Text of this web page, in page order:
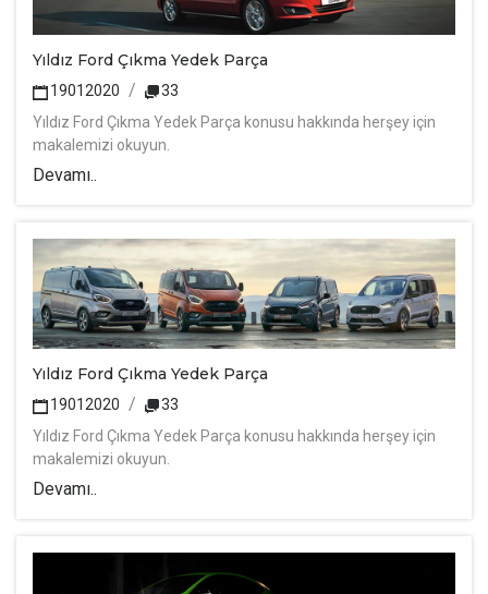
Yıldız Ford Çıkma Yedek Parça
19012020
33
Yıldız Ford Çıkma Yedek Parça konusu hakkında herşey için
makalemizi okuyun.
Devamı..
Yıldız Ford Çıkma Yedek Parça
19012020
33
Yıldız Ford Çıkma Yedek Parça konusu hakkında herşey için
makalemizi okuyun.
Devamı..